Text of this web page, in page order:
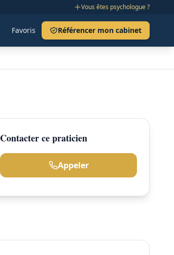
Vous êtes psychologue ?
Favoris Référencer mon cabinet
Contacter ce praticien
Appeler